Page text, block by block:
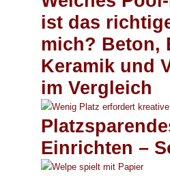
ist das
mich? Beton,
Keramik und
im Vergleich
Einrichten –